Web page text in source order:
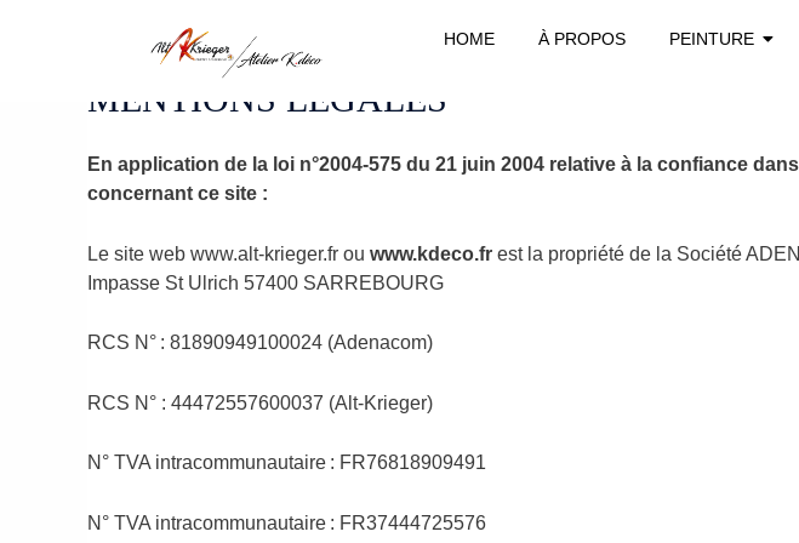
HOME À PROPOS PEINTURE
MENTIONS LÉGALES
En application de la loi n°2004-575 du 21 juin 2004 relative à la confiance
concernant ce site :
Le site web www.alt-krieger.fr ou www.kdeco.fr est la propriété de la Société
Impasse St Ulrich 57400 SARREBOURG
RCS N° : 81890949100024 (Adenacom)
RCS N° : 44472557600037 (Alt-Krieger)
N° TVA intracommunautaire : FR76818909491
N° TVA intracommunautaire : FR37444725576